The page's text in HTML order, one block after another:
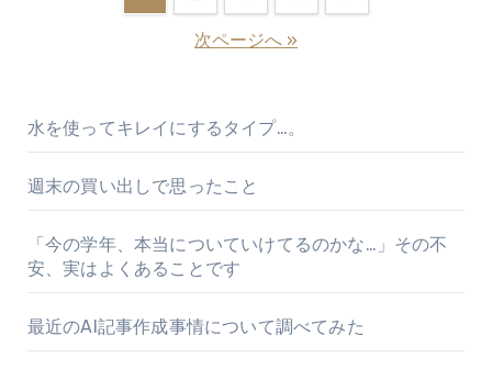
ペ
ー
ジ
送
次ページへ »
水を使ってキレイにするタイプ…。
週末の買い出しで思ったこと
「今の学年、本当についていけてるのかな…」その不
安、実はよくあることです
最近のAI記事作成事情について調べてみた